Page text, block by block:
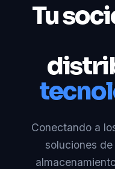
Tu
Conectando a
soluciones